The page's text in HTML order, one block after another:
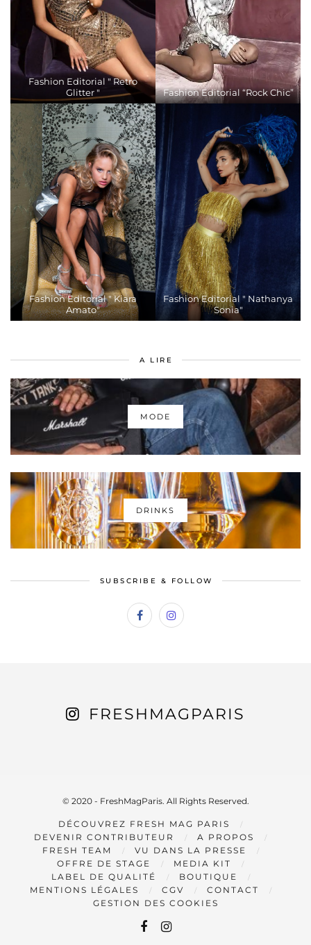
Fashion Editorial " Retro
Glitter "
Fashion Editorial “Rock Chic”
Fashion Editorial " Kiara
Amato"
Fashion Editorial " Nathanya
Sonia"
A LIRE
MODE
DRINKS
SUBSCRIBE & FOLLOW
FRESHMAGPARIS
© 2020 - FreshMagParis. All Rights Reserved.
DÉCOUVREZ FRESH MAG PARIS
DEVENIR CONTRIBUTEUR
A PROPOS
FRESH TEAM
VU DANS LA PRESSE
OFFRE DE STAGE
MEDIA KIT
LABEL DE QUALITÉ
BOUTIQUE
MENTIONS LÉGALES
CGV
CONTACT
GESTION DES COOKIES